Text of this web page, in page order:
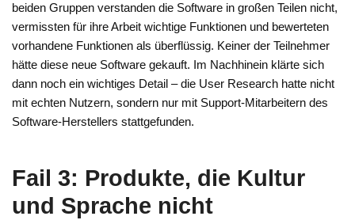
beiden Gruppen verstanden die Software in großen Teilen nicht,
vermissten für ihre Arbeit wichtige Funktionen und bewerteten
vorhandene Funktionen als überflüssig. Keiner der Teilnehmer
hätte diese neue Software gekauft. Im Nachhinein klärte sich
dann noch ein wichtiges Detail – die User Research hatte nicht
mit echten Nutzern, sondern nur mit Support-Mitarbeitern des
Software-Herstellers stattgefunden.
Fail 3: Produkte, die Kultur
und Sprache nicht